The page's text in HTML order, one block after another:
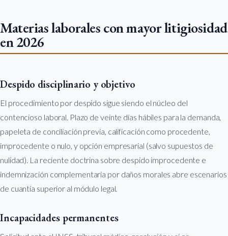
Materias laborales con mayor litigiosidad
en 2026
Despido disciplinario y objetivo
El procedimiento por despido sigue siendo el núcleo del
contencioso laboral. Plazo de veinte días hábiles para la demanda,
papeleta de conciliación previa, calificación como procedente,
improcedente o nulo, y opción empresarial (salvo supuestos de
nulidad). La reciente doctrina sobre despido improcedente e
indemnización complementaria por daños morales abre escenarios
de cuantía superior al módulo legal.
Incapacidades permanentes